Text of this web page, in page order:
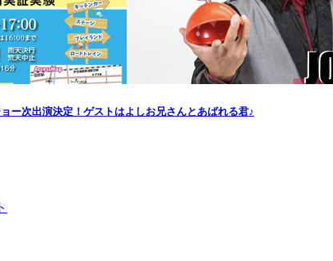
ー次出演決定！ゲストはよしお兄さんとあばれる君♪